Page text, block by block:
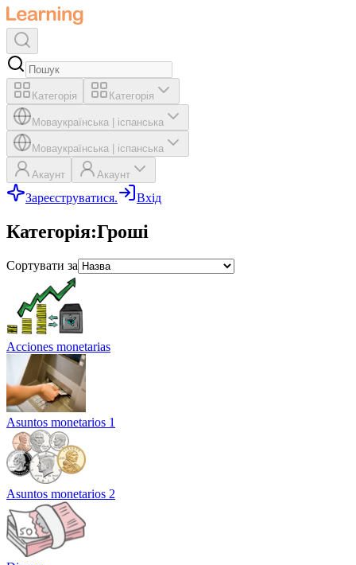
Категорія Категорія
Моваукраїнська іспанська
Моваукраїнська іспанська
Акаунт Акаунт
Зареєструватися. Вхід
Категорія:Гроші
Сортувати за
Acciones monetarias
Asuntos monetarios 1
Asuntos monetarios 2